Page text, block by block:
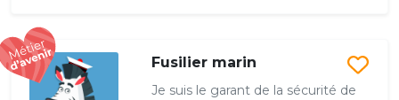
Fusilier marin
Je suis le garant de la sécurité de